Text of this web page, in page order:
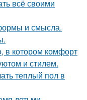
всё своими
и смысла.
в котором комфорт
и стилем.
теплый пол в